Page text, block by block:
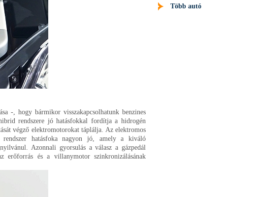
-, hogy bármikor visszakapcsolhatunk benzines
rendszere jó hatásfokkal fordítja a hidrogén
végző elektromotorokat táplálja. Az elektromos
rendszer hatásfoka nagyon jó, amely a kiváló
Azonnali gyorsulás a válasz a gázpedál
erőforrás és a villanymotor szinkronizálásának
Több autó